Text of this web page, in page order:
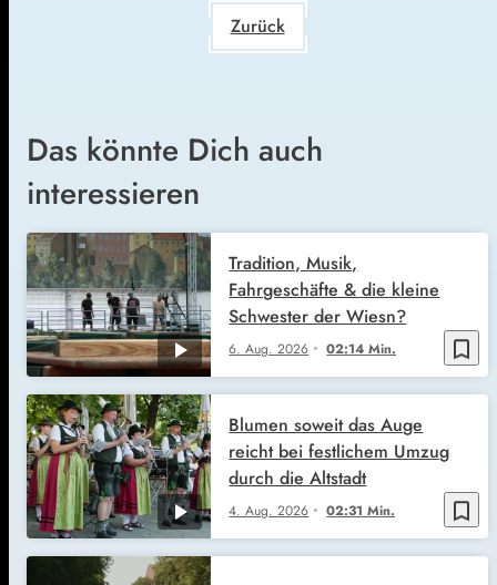
Zurück
Das könnte Dich auch
interessieren
bookmark_border
6. Aug. 2026 02:14 Min.
Tradition, Musik,
Fahrgeschäfte & die kleine
Schwester der Wiesn?
bookmark_border
4. Aug. 2026 02:31 Min.
Blumen soweit das Auge
reicht bei festlichem Umzug
durch die Altstadt